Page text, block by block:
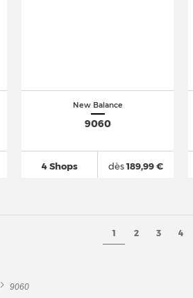
New Balance
9060
4 Shops dès189,99 €
1 2 3 4
9060